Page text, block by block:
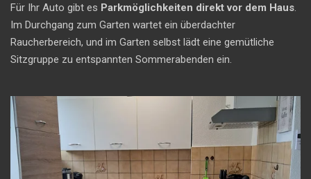
Für Ihr Auto gibt es Parkmöglichkeiten direkt vor dem Haus.
Im Durchgang zum Garten wartet ein überdachter
Raucherbereich, und im Garten selbst lädt eine gemütliche
Sitzgruppe zu entspannten Sommerabenden ein.